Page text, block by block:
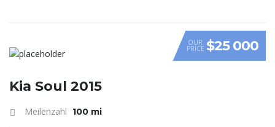
VIDEO
OUR
PRICE $25 000
Kia Soul 2015
Meilenzahl 100 mi